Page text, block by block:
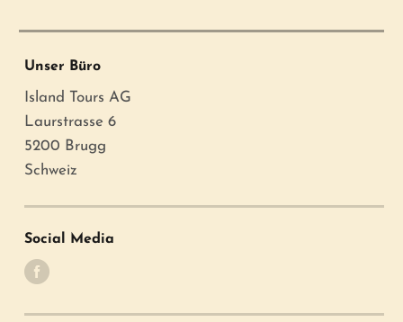
Unser Büro
Island Tours AG
Laurstrasse 6
5200 Brugg
Schweiz
Social Media